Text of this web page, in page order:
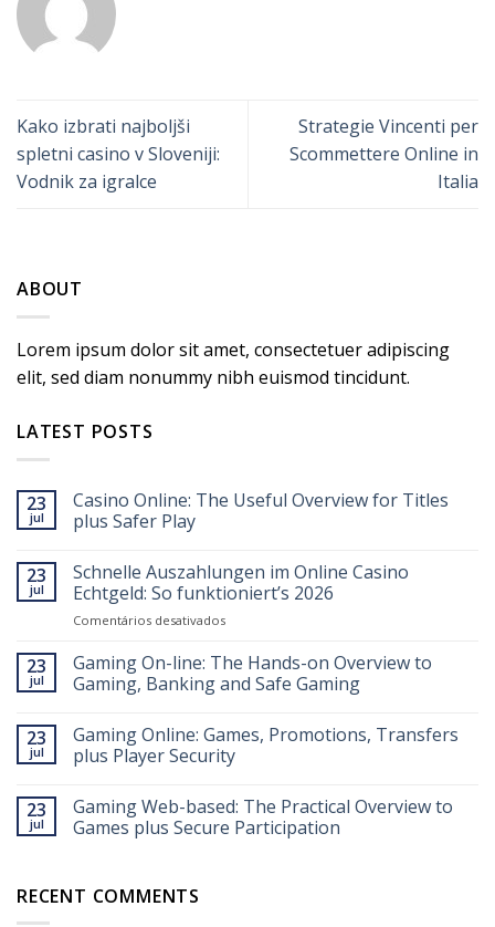
Kako izbrati najboljši
spletni casino v Sloveniji:
Vodnik za igralce
Strategie Vincenti per
Scommettere Online in
Italia
ABOUT
Lorem ipsum dolor sit amet, consectetuer adipiscing
elit, sed diam nonummy nibh euismod tincidunt.
LATEST POSTS
23
jul
Casino Online: The Useful Overview for Titles
plus Safer Play
23
jul
Schnelle Auszahlungen im Online Casino
Echtgeld: So funktioniert’s 2026
Comentários desativadosem
Auszahlungen
im
Online
Echtgeld:
So
funktioniert’s
23
jul
Gaming On-line: The Hands-on Overview to
Gaming, Banking and Safe Gaming
23
jul
Gaming Online: Games, Promotions, Transfers
plus Player Security
23
jul
Gaming Web-based: The Practical Overview to
Games plus Secure Participation
RECENT COMMENTS